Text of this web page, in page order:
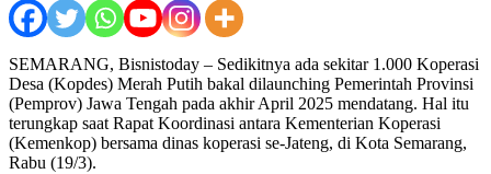
SEMARANG, Bisnistoday – Sedikitnya ada sekitar 1.000 Koperasi
Desa (Kopdes) Merah Putih bakal dilaunching Pemerintah Provinsi
(Pemprov) Jawa Tengah pada akhir April 2025 mendatang. Hal itu
terungkap saat Rapat Koordinasi antara Kementerian Koperasi
(Kemenkop) bersama dinas koperasi se-Jateng, di Kota Semarang,
Rabu (19/3).